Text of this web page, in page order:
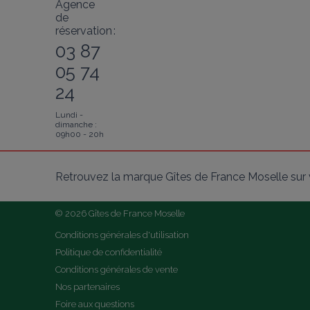
Agence
de
réservation :
03 87
05 74
24
Lundi -
dimanche :
09h00 - 20h
Retrouvez la marque Gîtes de France Moselle
© 2026 Gîtes de France Moselle
Conditions générales d'utilisation
Politique de confidentialité
Conditions générales de vente
Nos partenaires
Foire aux questions